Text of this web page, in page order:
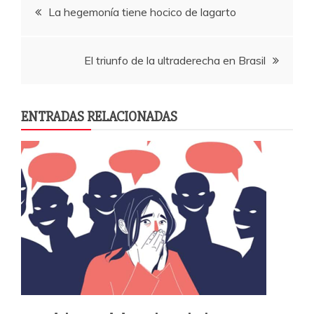
o
p
rti
Navegación
La hegemonía tiene hocico de lagarto
El triunfo de la ultraderecha en Brasil
ENTRADAS RELACIONADAS